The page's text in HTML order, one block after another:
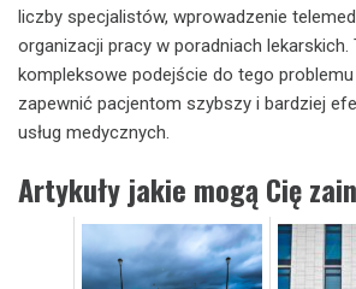
liczby specjalistów, wprowadzenie
organizacji pracy w poradniach lekarskich.
kompleksowe podejście do tego
zapewnić pacjentom szybszy i bardziej
usług medycznych.
Artykuły jakie mogą Cię